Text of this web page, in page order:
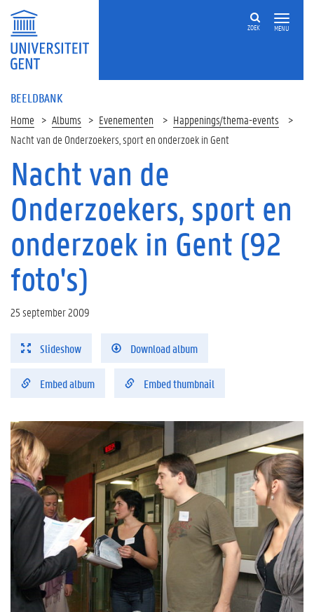
MENU
ZOEK
BEELDBANK
Home Albums Evenementen
Happenings/thema-events
Nacht van de Onderzoekers, sport en onderzoek in Gent
Nacht van de
Onderzoekers, sport en
onderzoek in Gent (92
foto's)
25 september 2009
Slideshow Download album
Embed album Embed thumbnail